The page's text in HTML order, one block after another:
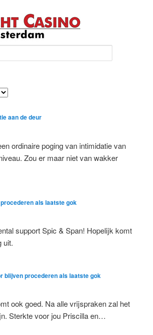
aan de deur
ordinaire poging van intimidatie van
Zou er maar niet van wakker
als laatste gok
support Spic & Span! Hopelijk komt
uit.
blijven procederen als laatste gok
ook goed. Na alle vrijspraken zal het
Sterkte voor jou Priscilla en…